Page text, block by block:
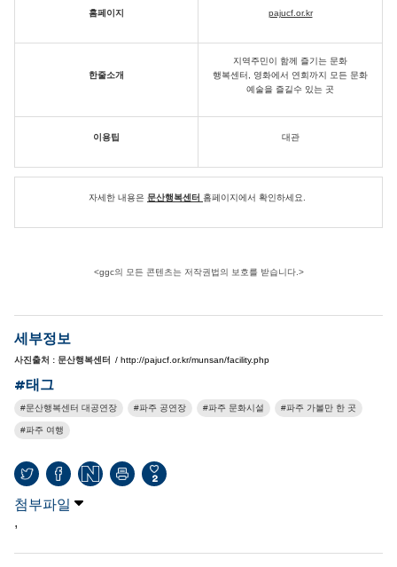
홈페이지 pajucf.or.kr
한줄소개
지역주민이 함께 즐기는 문화
행복센터, 영화에서 연회까지 모든 문화
예술을 즐길수 있는 곳
이용팁 대관
자세한 내용은 문산행복센터 홈페이지에서 확인하세요.
<ggc의 모든 콘텐츠는 저작권법의 보호를 받습니다.>
세부정보
사진출처 : 문산행복센터 / http://pajucf.or.kr/munsan/facility.php
#태그
문산행복센터 대공연장 파주 공연장 파주 문화시설 파주 가볼만 한 곳
파주 여행
2
첨부파일
,